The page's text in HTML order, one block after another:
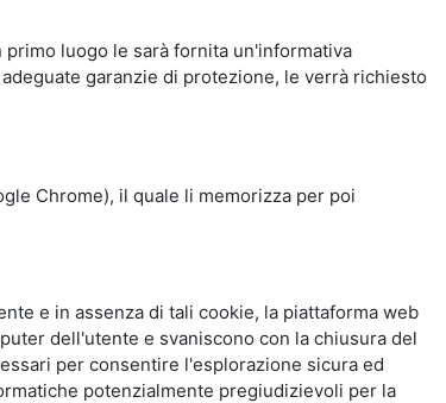
luogo le sarà fornita un'informativa
garanzie di protezione, le verrà richiesto
Chrome), il quale li memorizza per poi
e in assenza di tali cookie, la piattaforma web
dell'utente e svaniscono con la chiusura del
per consentire l'esplorazione sicura ed
potenzialmente pregiudizievoli per la